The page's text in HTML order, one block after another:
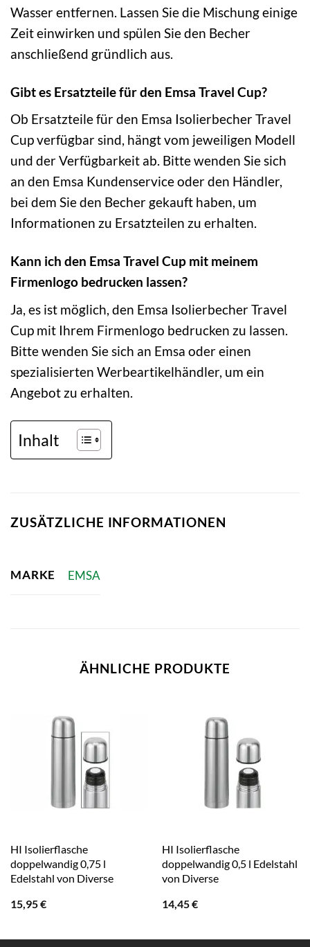
Wasser entfernen. Lassen Sie die Mischung einige
Zeit einwirken und spülen Sie den Becher
anschließend gründlich aus.
Gibt es Ersatzteile für den Emsa Travel Cup?
Ob Ersatzteile für den Emsa Isolierbecher Travel
Cup verfügbar sind, hängt vom jeweiligen Modell
und der Verfügbarkeit ab. Bitte wenden Sie sich
an den Emsa Kundenservice oder den Händler,
bei dem Sie den Becher gekauft haben, um
Informationen zu Ersatzteilen zu erhalten.
Kann ich den Emsa Travel Cup mit meinem
Firmenlogo bedrucken lassen?
Ja, es ist möglich, den Emsa Isolierbecher Travel
Cup mit Ihrem Firmenlogo bedrucken zu lassen.
Bitte wenden Sie sich an Emsa oder einen
spezialisierten Werbeartikelhändler, um ein
Angebot zu erhalten.
Inhalt
ZUSÄTZLICHE INFORMATIONEN
MARKE EMSA
ÄHNLICHE PRODUKTE
HI Isolierflasche
doppelwandig 0,75 l
Edelstahl von Diverse
15,95€
HI Isolierflasche
doppelwandig 0,5 l Edelstahl
von Diverse
14,45€